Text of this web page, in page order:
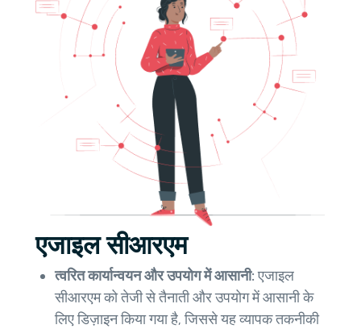
एजाइल सीआरएम
त्वरित कार्यान्वयन और उपयोग में आसानी:एजाइल
सीआरएम को तेजी से तैनाती और उपयोग में आसानी के
लिए डिज़ाइन किया गया है, जिससे यह व्यापक तकनीकी